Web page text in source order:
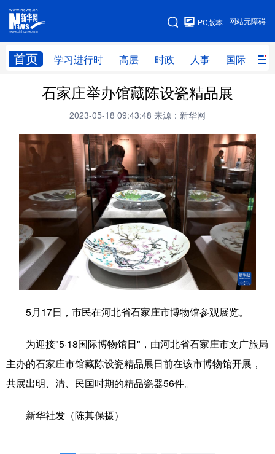
网站无障碍
PC版本
首页 学习进行时 高层 时政 人事 国际 财
网站地图
学习进行时 高层 时政 人事
财经 网评
台湾 思客智库 全球连线 教育
科技 科创 量子 体育
文化 书画 健康 军事
视频 图片 政务
法律 中央文件 金融 汽车
食品 人居 信息化 数字经济
彩票 娱乐 时尚 悦读
石家庄举办馆藏陈设瓷精品展
2023-05-18 09:43:48 来源：新华网
5月17日，市民在河北省石家庄市博物馆参观展览。
为迎接"5·18国际博物馆日"，由河北省石家庄市文广旅局
主办的石家庄市馆藏陈设瓷精品展日前在该市博物馆开展，
共展出明、清、民国时期的精品瓷器56件。
新华社发（陈其保摄）